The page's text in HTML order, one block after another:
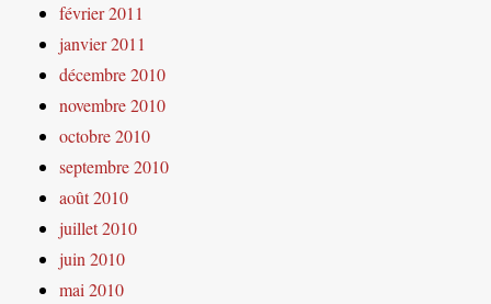
février 2011
janvier 2011
décembre 2010
novembre 2010
octobre 2010
septembre 2010
août 2010
juillet 2010
juin 2010
mai 2010